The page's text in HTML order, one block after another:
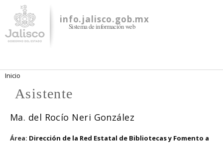
contenido
principal
info.jalisco.gob.mx
Sistema de información web
Se encuentra usted aquí
Inicio
Asistente
Ma. del Rocío Neri González
Área: Dirección de la Red Estatal de Bibliotecas y Fomento a